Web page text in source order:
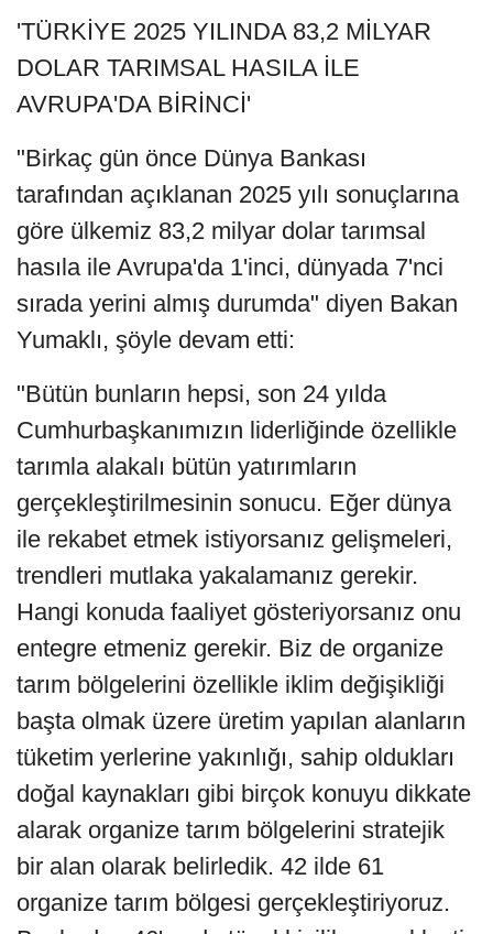
'TÜRKİYE 2025 YILINDA 83,2 MİLYAR
DOLAR TARIMSAL HASILA İLE
AVRUPA'DA BİRİNCİ'
"Birkaç gün önce Dünya Bankası
tarafından açıklanan 2025 yılı sonuçlarına
göre ülkemiz 83,2 milyar dolar tarımsal
hasıla ile Avrupa'da 1'inci, dünyada 7'nci
sırada yerini almış durumda" diyen Bakan
Yumaklı, şöyle devam etti:
"Bütün bunların hepsi, son 24 yılda
Cumhurbaşkanımızın liderliğinde özellikle
tarımla alakalı bütün yatırımların
gerçekleştirilmesinin sonucu. Eğer dünya
ile rekabet etmek istiyorsanız gelişmeleri,
trendleri mutlaka yakalamanız gerekir.
Hangi konuda faaliyet gösteriyorsanız onu
entegre etmeniz gerekir. Biz de organize
tarım bölgelerini özellikle iklim değişikliği
başta olmak üzere üretim yapılan alanların
tüketim yerlerine yakınlığı, sahip oldukları
doğal kaynakları gibi birçok konuyu dikkate
alarak organize tarım bölgelerini stratejik
bir alan olarak belirledik. 42 ilde 61
organize tarım bölgesi gerçekleştiriyoruz.